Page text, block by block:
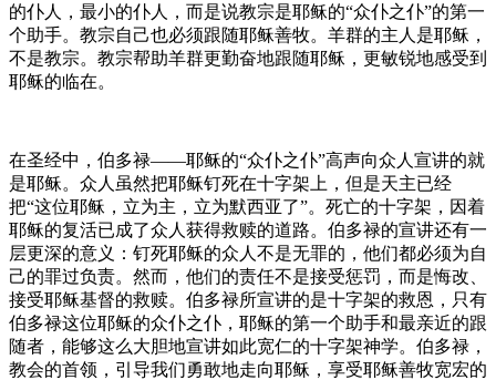
的仆人，最小的仆人，而是说教宗是耶稣的“众仆之仆”的第一
个助手。教宗自己也必须跟随耶稣善牧。羊群的主人是耶稣，
不是教宗。教宗帮助羊群更勤奋地跟随耶稣，更敏锐地感受到
耶稣的临在。
在圣经中，伯多禄——耶稣的“众仆之仆”高声向众人宣讲的就
是耶稣。众人虽然把耶稣钉死在十字架上，但是天主已经
把“这位耶稣，立为主，立为默西亚了”。死亡的十字架，因着
耶稣的复活已成了众人获得救赎的道路。伯多禄的宣讲还有一
层更深的意义：钉死耶稣的众人不是无罪的，他们都必须为自
己的罪过负责。然而，他们的责任不是接受惩罚，而是悔改、
接受耶稣基督的救赎。伯多禄所宣讲的是十字架的救恩，只有
伯多禄这位耶稣的众仆之仆，耶稣的第一个助手和最亲近的跟
随者，能够这么大胆地宣讲如此宽仁的十字架神学。伯多禄，
教会的首领，引导我们勇敢地走向耶稣，享受耶稣善牧宽宏的